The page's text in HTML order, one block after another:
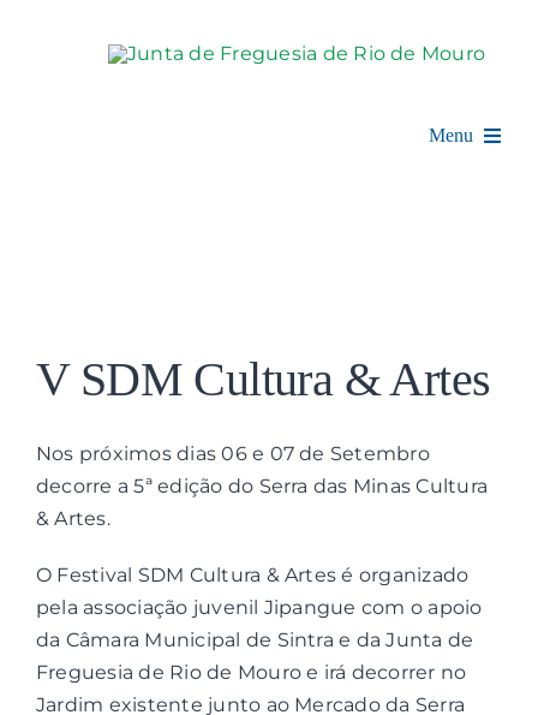
Menu
Balcão Digital
Contactos
Associações
Larger
Image
V SDM Cultura & Artes
Nos próximos dias 06 e 07 de Setembro
decorre a 5ª edição do Serra das Minas Cultura
& Artes.
O Festival SDM Cultura & Artes é organizado
pela associação juvenil Jipangue com o apoio
da Câmara Municipal de Sintra e da Junta de
Freguesia de Rio de Mouro e irá decorrer no
Jardim existente junto ao Mercado da Serra